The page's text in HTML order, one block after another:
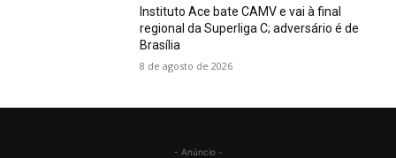
Instituto Ace bate CAMV e vai à final
regional da Superliga C; adversário é de
Brasília
8 de agosto de 2026
- Anúncio -